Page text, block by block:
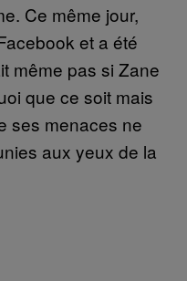
Ce même jour,
et a été
même pas si Zane
que ce soit mais
ses menaces ne
aux yeux de la